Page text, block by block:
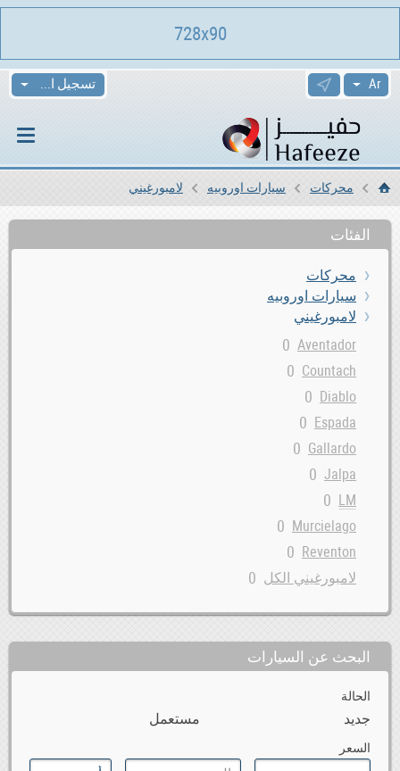
تسجيل الدخول
الرئيسيةمحركات سيارات اوروبيه لامبورغيني
الفئات
محركات
سيارات اوروبيه
لامبورغيني
Aventador
0
Countach
0
Diablo
0
Espada
0
Gallardo
0
Jalpa
0
LM
0
Murcielago
0
Reventon
0
لامبورغيني الكل 0
البحث عن السيارات
الحالة
جديد مستعمل
السعر
728x90